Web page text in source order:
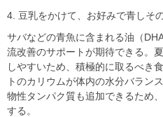
4. 豆乳をかけて、お好みで青しそ
サバなどの青魚に含まれる油（
流改善のサポートが期待できる。
しやすいため、積極的に取るべき
トのカリウムが体内の水分バラン
物性タンパク質も追加できるため
する。